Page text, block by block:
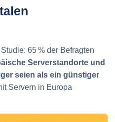
65 % der Befragten
Serverstandorte und
seien als ein günstiger
Servern in Europa